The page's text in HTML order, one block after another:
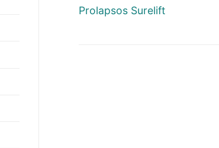
de
Entrada
Prolapsos Surelift